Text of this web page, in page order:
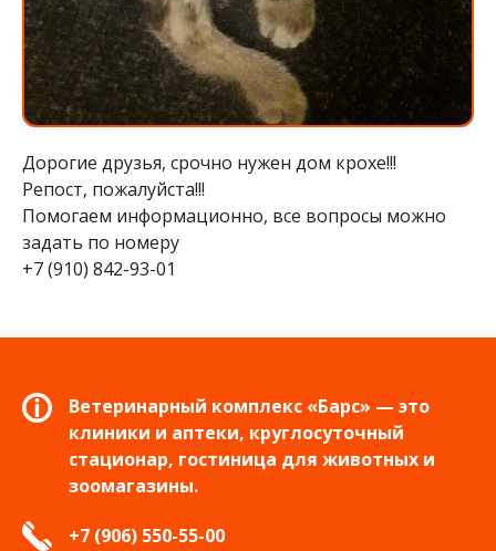
Дорогие друзья, срочно нужен дом крохе!!!
Репост, пожалуйста!!!
Помогаем информационно, все вопросы можно
задать по номеру
+7 (910) 842-93-01
Ветеринарный комплекс «Барс» — это
клиники и аптеки, круглосуточный
стационар, гостиница для животных и
зоомагазины.
+7 (906) 550-55-00